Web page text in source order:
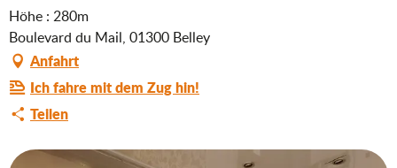
Höhe : 280m
Boulevard du Mail, 01300 Belley
Anfahrt
Ich fahre mit dem Zug hin!
Teilen